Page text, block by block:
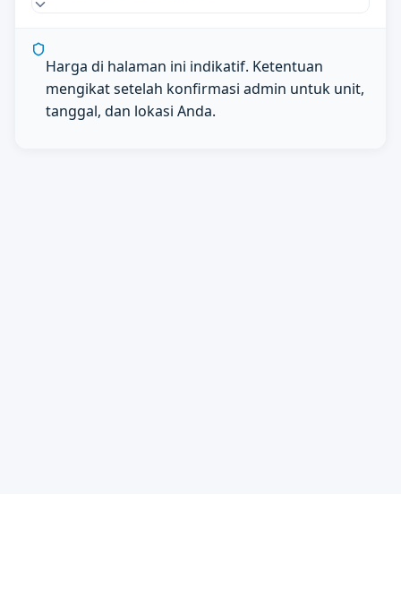
Harga di halaman ini indikatif. Ketentuan
mengikat setelah konfirmasi admin untuk unit,
tanggal, dan lokasi Anda.